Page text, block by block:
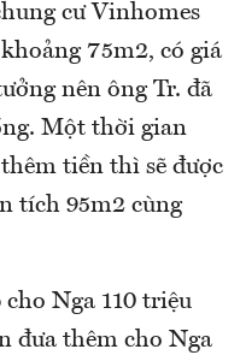
cư Vinhomes
75m2, có giá
nên ông Tr. đã
Một thời gian
tiền thì sẽ được
tích 95m2 cùng
Nga 110 triệu
đưa thêm cho Nga